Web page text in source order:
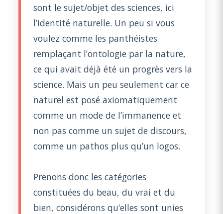
sont le sujet/objet des sciences, ici
l’identité naturelle. Un peu si vous
voulez comme les panthéistes
remplaçant l’ontologie par la nature,
ce qui avait déjà été un progrès vers la
science. Mais un peu seulement car ce
naturel est posé axiomatiquement
comme un mode de l’immanence et
non pas comme un sujet de discours,
comme un pathos plus qu’un logos.
Prenons donc les catégories
constituées du beau, du vrai et du
bien, considérons qu’elles sont unies